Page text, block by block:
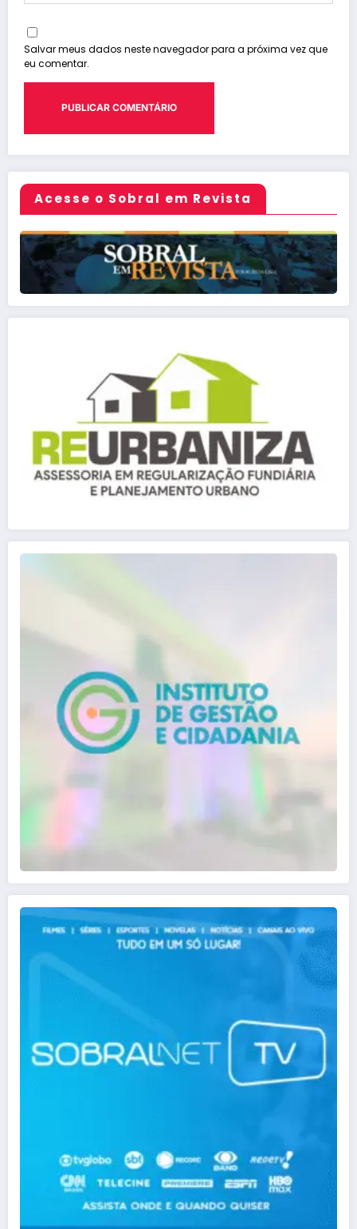
Salvar meus dados neste navegador para a próxima vez que
eu comentar.
Acesse o Sobral em Revista